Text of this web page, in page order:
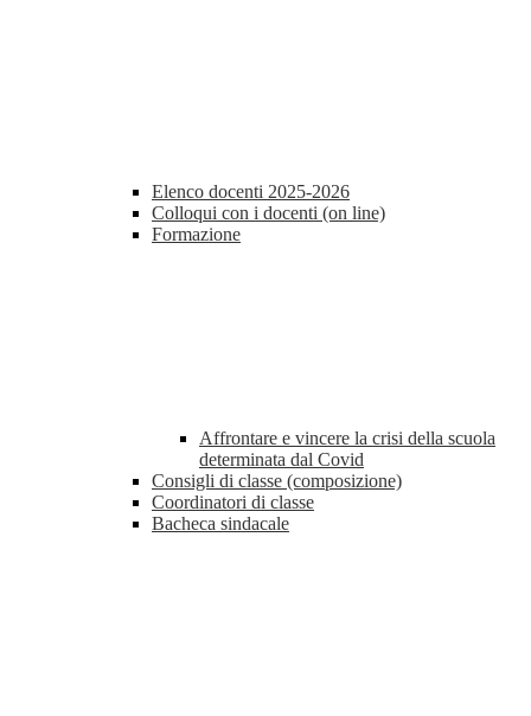
Elenco docenti 2025-2026
Colloqui con i docenti (on line)
Formazione
Affrontare e vincere la crisi della scuola
determinata dal Covid
Consigli di classe (composizione)
Coordinatori di classe
Bacheca sindacale